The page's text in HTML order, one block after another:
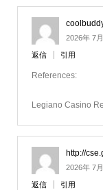
2026年 7
返信 引用
References:
Legiano Casino
http://
2026年 7
返信 引用